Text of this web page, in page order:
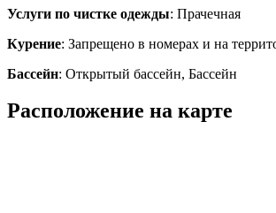
Услуги по чистке одежды: Прачечная
Курение: Запрещено в номерах и на
Бассейн: Открытый бассейн, Бассейн
Расположение на карте